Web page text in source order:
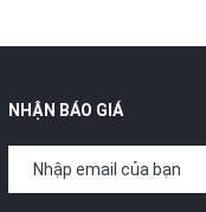
NHẬN BÁO GIÁ